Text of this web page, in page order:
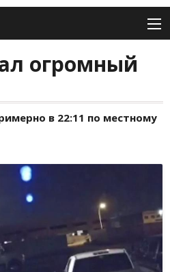
огромный
в 22:11 по местному